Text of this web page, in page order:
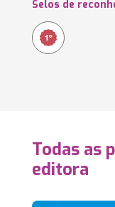
Selos de
Todas as
editora